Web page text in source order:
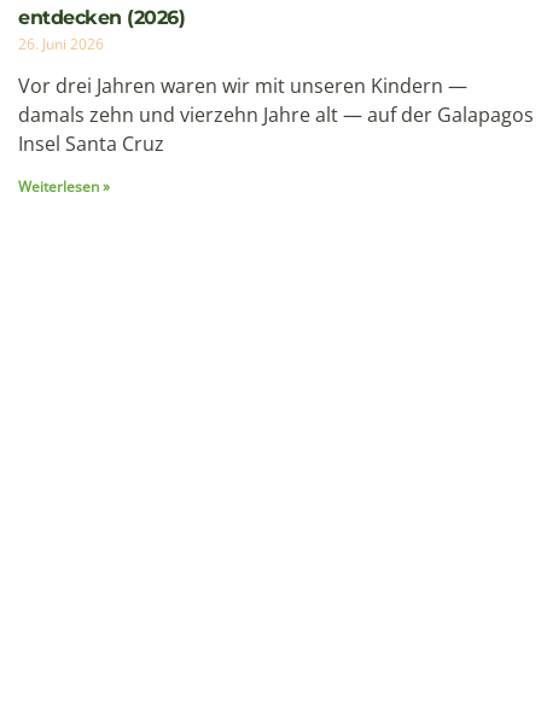
entdecken (2026)
26. Juni 2026
Vor drei Jahren waren wir mit unseren Kindern —
damals zehn und vierzehn Jahre alt — auf der Galapagos
Insel Santa Cruz
Weiterlesen »